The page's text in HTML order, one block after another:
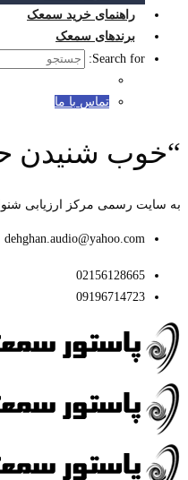
راهنمای خرید سمعک
برندهای سمعک
Search for:
تماس با ما
“خوب شنیدن
به سایت رسمی مرکز ارزیابی
dehghan.audio@yahoo.com
02156128665
09196714723